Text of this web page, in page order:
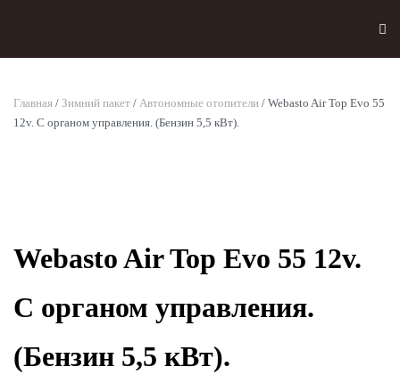
Главная / Зимний пакет / Автономные отопители / Webasto Air Top Evo 55
12v. С органом управления. (Бензин 5,5 кВт).
Webasto Air Top Evo 55 12v.
С органом управления.
(Бензин 5,5 кВт).